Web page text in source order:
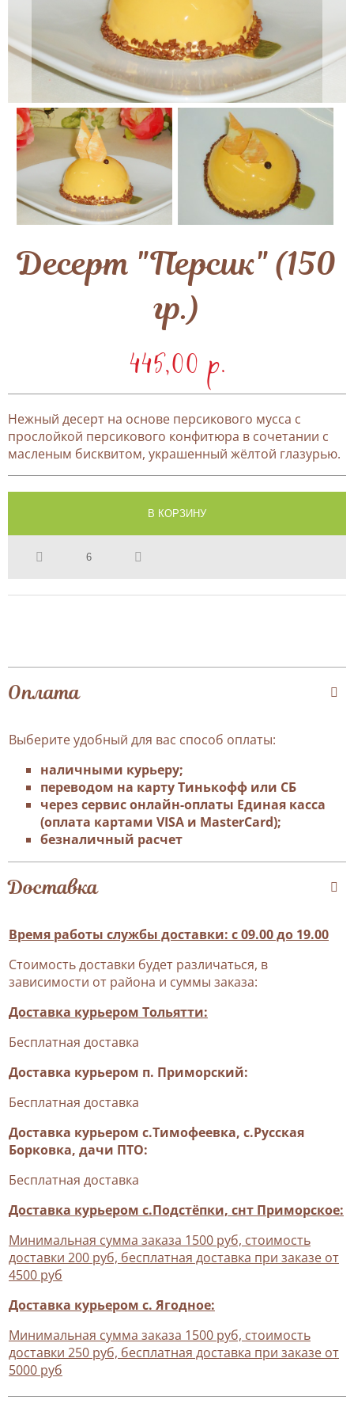
Десерт "Персик" (150
гр.)
445,00 p.
Нежный десерт на основе персикового мусса с
прослойкой персикового конфитюра в сочетании с
масленым бисквитом, украшенный жёлтой глазурью.
Оплата
Выберите удобный для вас способ оплаты:
наличными курьеру;
переводом на карту Тинькофф или СБ
через сервис онлайн-оплаты Единая касса
(оплата картами VISA и MasterCard);
безналичный расчет
Доставка
Время работы службы доставки: с 09.00 до 19.00
Стоимость доставки будет различаться, в
зависимости от района и суммы заказа:
Доставка курьером Тольятти:
Бесплатная доставка
Доставка курьером п. Приморский:
Бесплатная доставка
Доставка курьером с.Тимофеевка, с.Русская
Борковка, дачи ПТО:
Бесплатная доставка
Доставка курьером с.Подстёпки, снт Приморское:
Минимальная сумма заказа 1500 руб, стоимость
доставки 200 руб, бесплатная доставка при заказе от
4500 руб
Доставка курьером с. Ягодное:
Минимальная сумма заказа 1500 руб, стоимость
доставки 250 руб, бесплатная доставка при заказе от
5000 руб